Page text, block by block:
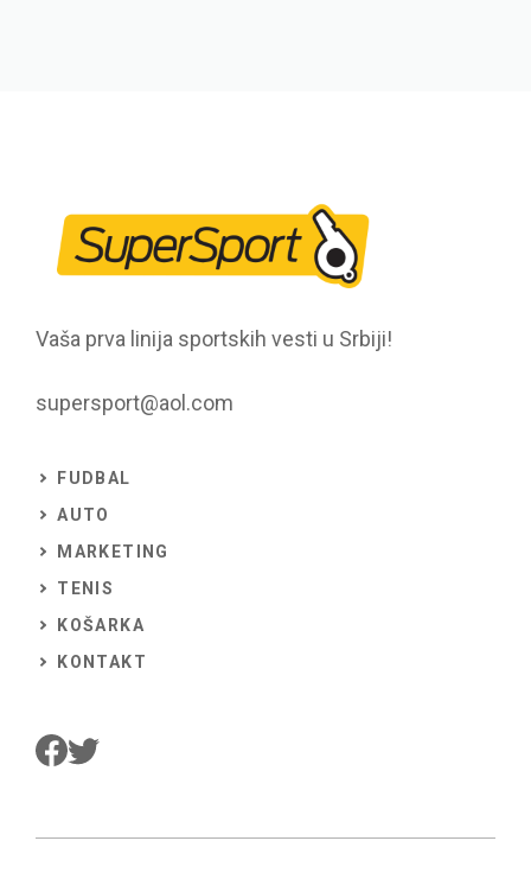
Vaša prva linija sportskih vesti u Srbiji!
supersport@aol.com
FUDBAL
AUTO
MARKETING
TENIS
KOŠARKA
KONTAKT